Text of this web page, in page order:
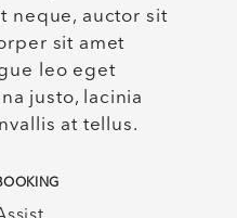
neque, auctor sit
sit amet
leo eget
justo, lacinia
at tellus.